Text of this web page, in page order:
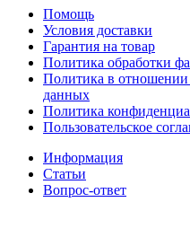
Помощь
Условия доставки
Гарантия на товар
Политика обработки
Политика в отношении
данных
Политика
Пользовательское
Информация
Статьи
Вопрос-ответ